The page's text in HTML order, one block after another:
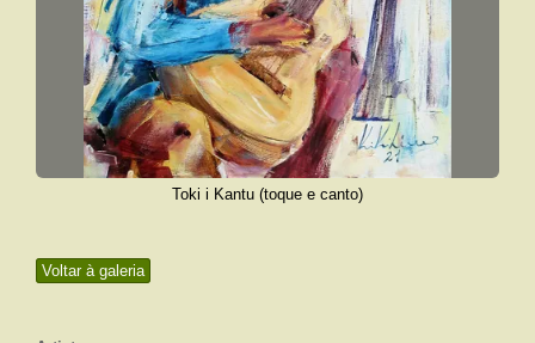
Voltar à galeria
Toki i Kantu (toque e canto)